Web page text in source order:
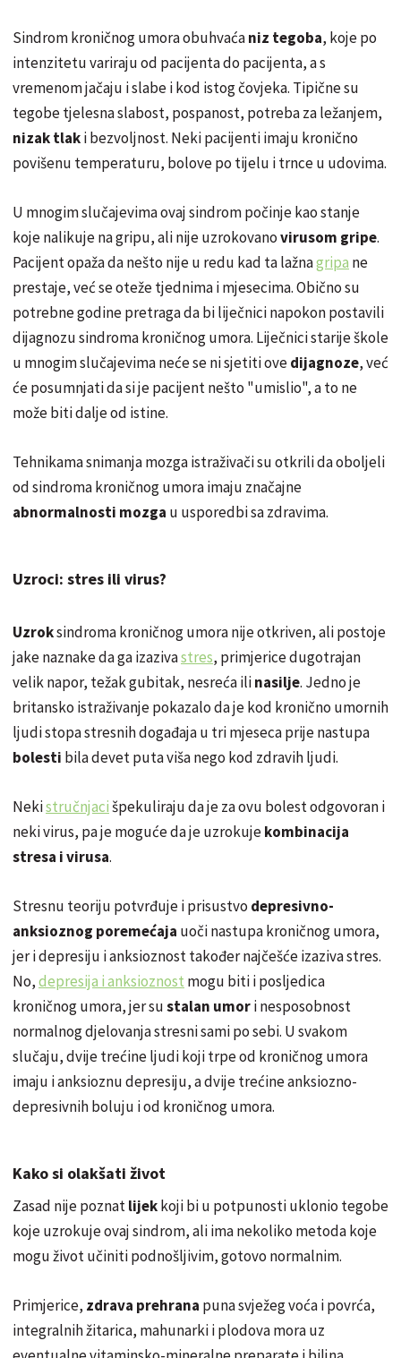
Sindrom kroničnog umora obuhvaćaniz tegoba, koje po
intenzitetu variraju od pacijenta do pacijenta, a s
vremenom jačaju i slabe i kod istog čovjeka. Tipične su
tegobe tjelesna slabost, pospanost, potreba za ležanjem,
nizak tlaki bezvoljnost. Neki pacijenti imaju kronično
povišenu temperaturu, bolove po tijelu i trnce u udovima.
U mnogim slučajevima ovaj sindrom počinje kao stanje
koje nalikuje na gripu, ali nije uzrokovanovirusom gripe.
Pacijent opaža da nešto nije u redu kad ta lažnagripa ne
prestaje, već se oteže tjednima i mjesecima. Obično su
potrebne godine pretraga da bi liječnici napokon postavili
dijagnozu sindroma kroničnog umora. Liječnici starije škole
u mnogim slučajevima neće se ni sjetiti ovedijagnoze, već
će posumnjati da si je pacijent nešto "umislio", a to ne
može biti dalje od istine.
Tehnikama snimanja mozga istraživači su otkrili da oboljeli
od sindroma kroničnog umora imaju značajne
abnormalnosti mozga u usporedbi sa zdravima.
Uzroci: stres ili virus?
Uzroksindroma kroničnog umora nije otkriven, ali postoje
jake naznake da ga izazivastres, primjerice dugotrajan
velik napor, težak gubitak, nesreća ilinasilje. Jedno je
britansko istraživanje pokazalo da je kod kronično umornih
ljudi stopa stresnih događaja u tri mjeseca prije nastupa
bolesti bila devet puta viša nego kod zdravih ljudi.
Nekistručnjacišpekuliraju da je za ovu bolest odgovoran i
neki virus, pa je moguće da je uzrokujekombinacija
stresa i virusa.
Stresnu teoriju potvrđuje i prisustvo depresivno-
anksioznog poremećaja uoči nastupa kroničnog umora,
jer i depresiju i anksioznost također najčešće izaziva stres.
No,depresija i anksioznost mogu biti i posljedica
kroničnog umora, jer sustalan umori nesposobnost
normalnog djelovanja stresni sami po sebi. U svakom
slučaju, dvije trećine ljudi koji trpe od kroničnog umora
imaju i anksioznu depresiju, a dvije trećine anksiozno-
depresivnih boluju i od kroničnog umora.
Kako si olakšati život
Zasad nije poznatlijekkoji bi u potpunosti uklonio tegobe
koje uzrokuje ovaj sindrom, ali ima nekoliko metoda koje
mogu život učiniti podnošljivim, gotovo normalnim.
Primjerice, zdrava prehrana puna svježeg voća i povrća,
integralnih žitarica, mahunarki i plodova mora uz